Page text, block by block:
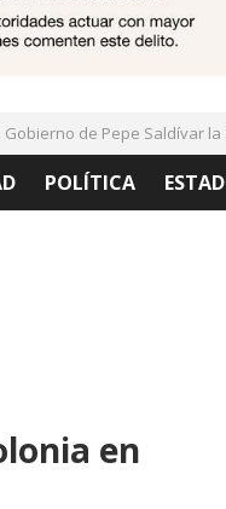
de Pepe Saldívar la
POLÍTICA
en